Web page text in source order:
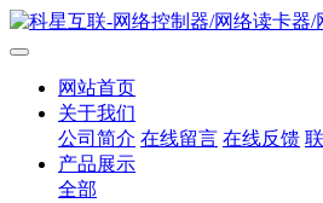
网站首页
关于我们
公司简介 在线留言 在线反馈
产品展示
全部